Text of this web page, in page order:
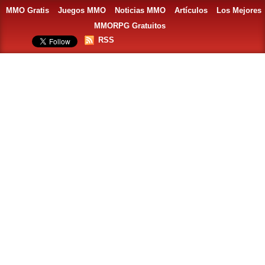
MMO Gratis Juegos MMO Noticias MMO Artículos
Los Mejores
MMORPG Gratuitos
RSS